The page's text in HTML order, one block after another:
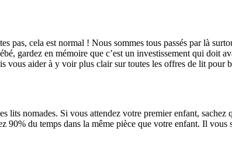
pas, cela est normal ! Nous sommes tous passés par là
gardez en mémoire que c’est un investissement qui doit
vous aider à y voir plus clair sur toutes les offres de lit pour
lits nomades. Si vous attendez votre premier enfant,
90% du temps dans la même pièce que votre enfant. Il